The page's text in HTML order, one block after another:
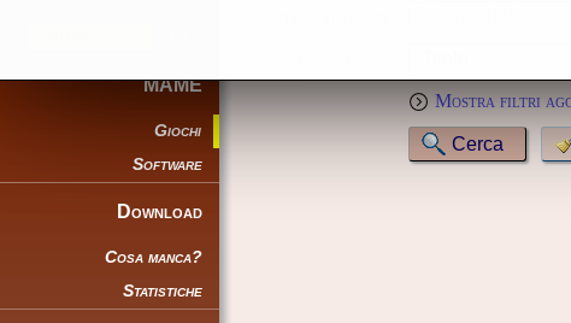
MAME
Giochi
Software
Download
Cosa manca?
Statistiche
Mostra filtri